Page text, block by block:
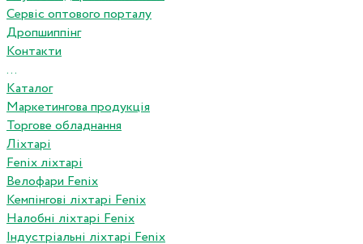
Сервіс оптового порталу
Дропшиппінг
Контакти
...
Каталог
Маркетингова продукція
Торгове обладнання
Ліхтарі
Fenix ліхтарі
Велофари Fenix
Кемпінгові ліхтарі Fenix
Налобні ліхтарі Fenix
Індустріальні ліхтарі Fenix